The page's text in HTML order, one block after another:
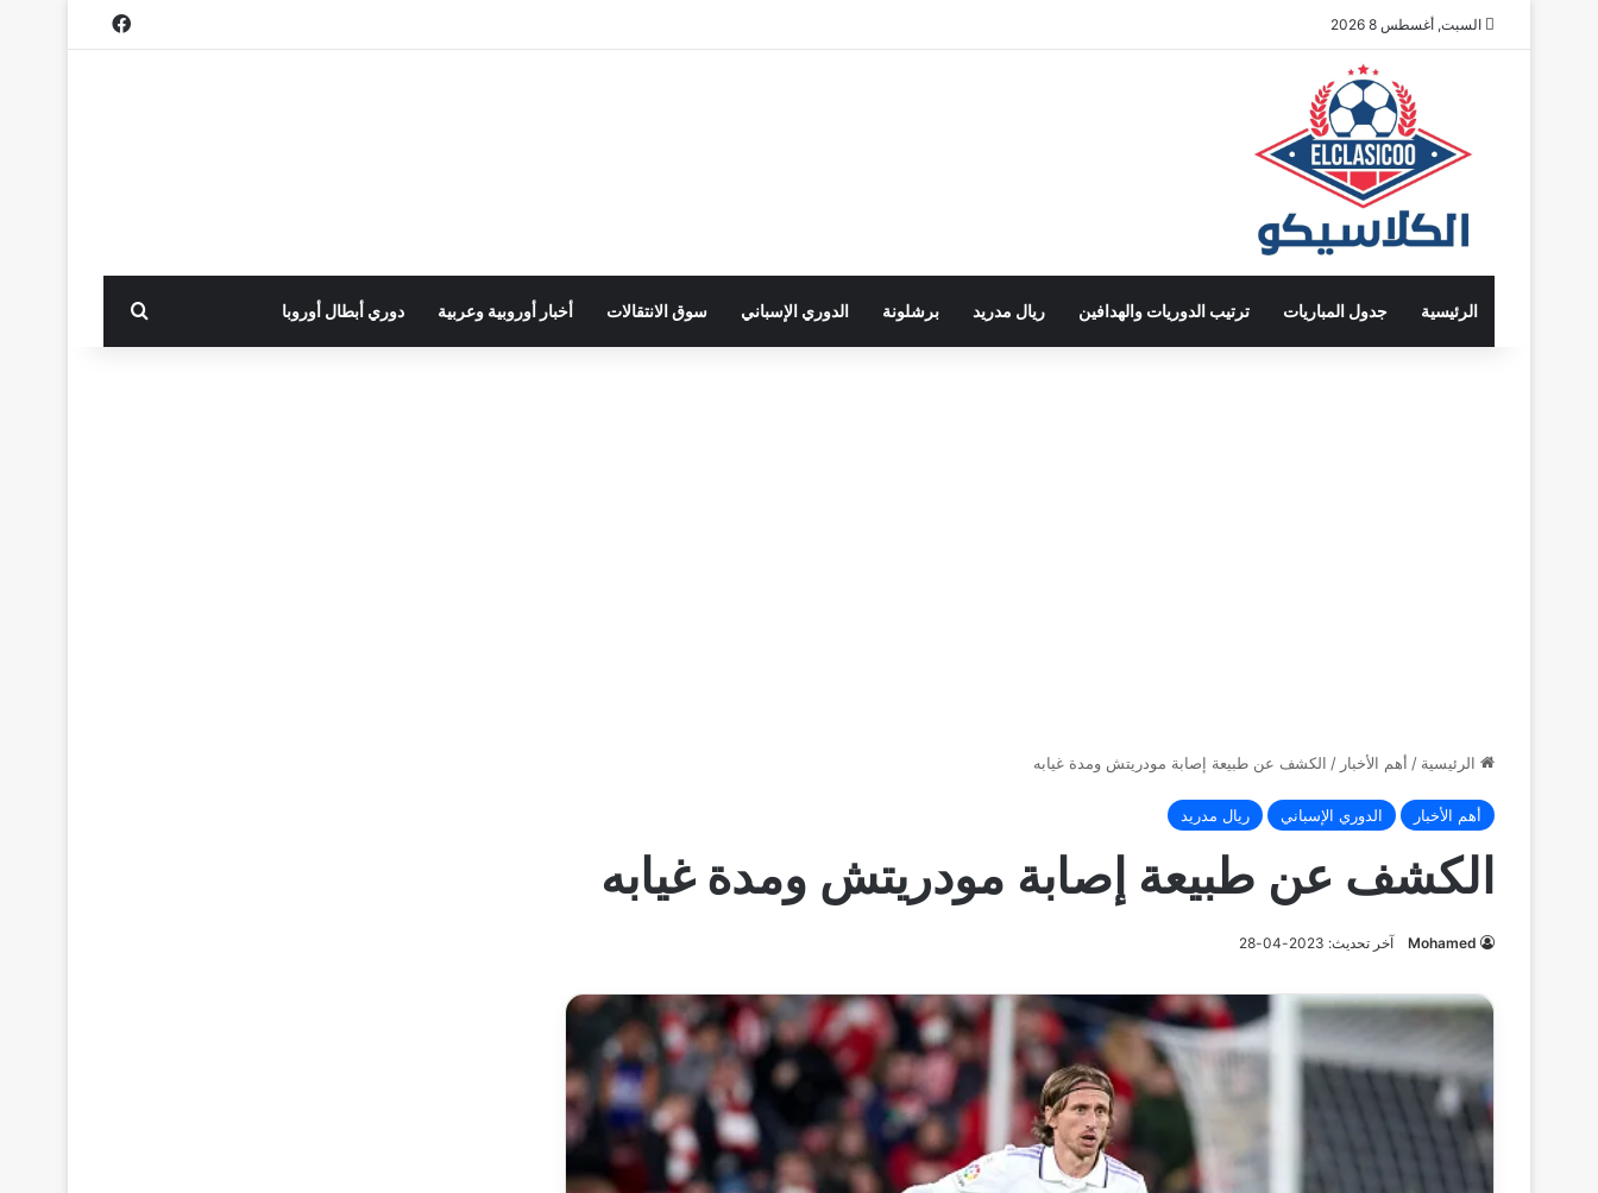
السبت, أغسطس 8 2026 فيسبوك
الرئيسية جدول المباريات ترتيب الدوريات والهدافين ريال مدريد برشلونة الدوري الإسباني سوق الانتقالات أخبار أوروبية وعربية دوري أبطال أوروبا بحث عن
الرئيسية / أهم الأخبار / الكشف عن طبيعة إصابة مودريتش ومدة غيابه
أهم الأخبار الدوري الإسباني ريال مدريد
الكشف عن طبيعة إصابة مودريتش ومدة غيابه
Mohamed آخر تحديث: 2023-04-28